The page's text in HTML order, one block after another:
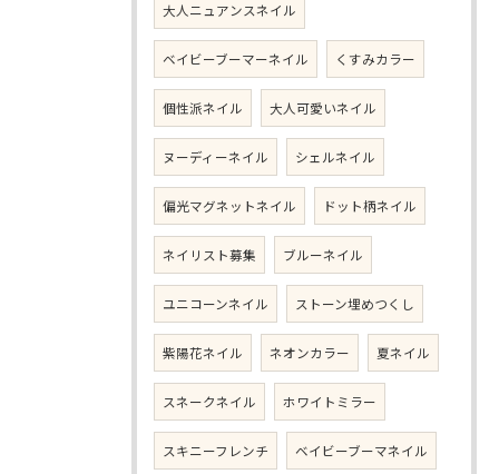
大人ニュアンスネイル
ベイビーブーマーネイル くすみカラー
個性派ネイル 大人可愛いネイル
ヌーディーネイル シェルネイル
偏光マグネットネイル ドット柄ネイル
ネイリスト募集 ブルーネイル
ユニコーンネイル ストーン埋めつくし
紫陽花ネイル ネオンカラー 夏ネイル
スネークネイル ホワイトミラー
スキニーフレンチ ベイビーブーマネイル